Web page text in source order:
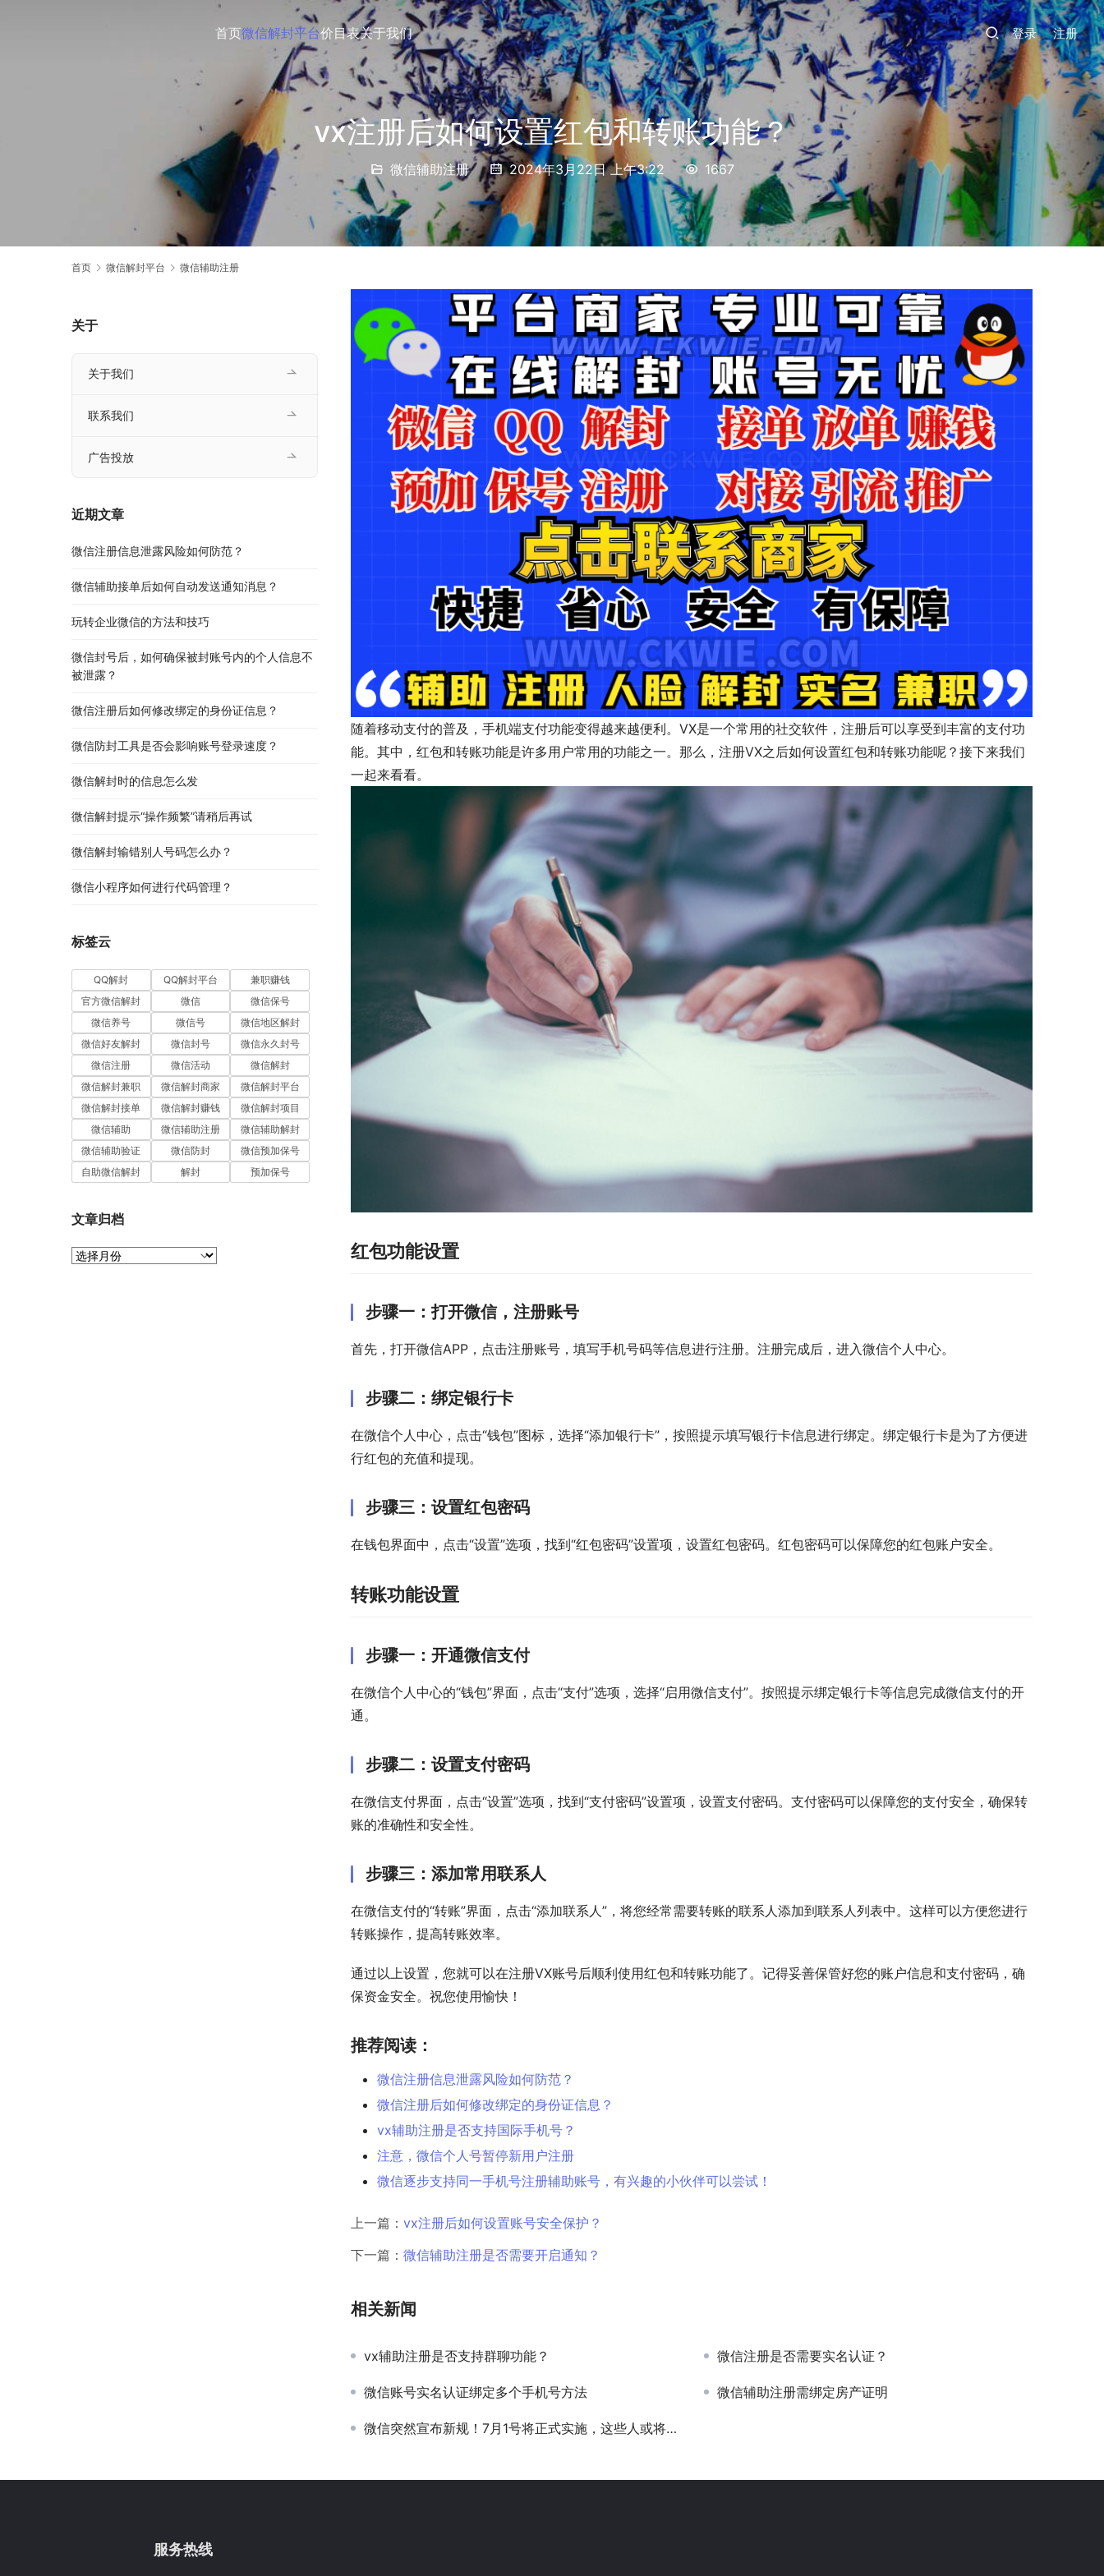
首页微信解封平台价目表关于我们 登录 注册
vx注册后如何设置红包和转账功能？
微信辅助注册 2024年3月22日 上午3:22 1667
首页 微信解封平台 微信辅助注册
随着移动支付的普及，手机端支付功能变得越来越便利。VX是一个常用的社交软件，注册后可以享受到丰富的支付功
能。其中，红包和转账功能是许多用户常用的功能之一。那么，注册VX之后如何设置红包和转账功能呢？接下来我们
一起来看看。
红包功能设置
步骤一：打开微信，注册账号
首先，打开微信APP，点击注册账号，填写手机号码等信息进行注册。注册完成后，进入微信个人中心。
步骤二：绑定银行卡
在微信个人中心，点击“钱包”图标，选择“添加银行卡”，按照提示填写银行卡信息进行绑定。绑定银行卡是为了方便进
行红包的充值和提现。
步骤三：设置红包密码
在钱包界面中，点击“设置”选项，找到“红包密码”设置项，设置红包密码。红包密码可以保障您的红包账户安全。
转账功能设置
步骤一：开通微信支付
在微信个人中心的“钱包”界面，点击“支付”选项，选择“启用微信支付”。按照提示绑定银行卡等信息完成微信支付的开
通。
步骤二：设置支付密码
在微信支付界面，点击“设置”选项，找到“支付密码”设置项，设置支付密码。支付密码可以保障您的支付安全，确保转
账的准确性和安全性。
步骤三：添加常用联系人
在微信支付的“转账”界面，点击“添加联系人”，将您经常需要转账的联系人添加到联系人列表中。这样可以方便您进行
转账操作，提高转账效率。
通过以上设置，您就可以在注册VX账号后顺利使用红包和转账功能了。记得妥善保管好您的账户信息和支付密码，确
保资金安全。祝您使用愉快！
推荐阅读：
微信注册信息泄露风险如何防范？
微信注册后如何修改绑定的身份证信息？
vx辅助注册是否支持国际手机号？
注意，微信个人号暂停新用户注册
微信逐步支持同一手机号注册辅助账号，有兴趣的小伙伴可以尝试！
上一篇： vx注册后如何设置账号安全保护？
下一篇： 微信辅助注册是否需要开启通知？
相关新闻
vx辅助注册是否支持群聊功能？ 微信注册是否需要实名认证？
微信账号实名认证绑定多个手机号方法 微信辅助注册需绑定房产证明
微信突然宣布新规！7月1号将正式实施，这些人或将无法转账
关于
关于我们
联系我们
广告投放
近期文章
微信注册信息泄露风险如何防范？
微信辅助接单后如何自动发送通知消息？
玩转企业微信的方法和技巧
微信封号后，如何确保被封账号内的个人信息不
被泄露？
微信注册后如何修改绑定的身份证信息？
微信防封工具是否会影响账号登录速度？
微信解封时的信息怎么发
微信解封提示“操作频繁”请稍后再试
微信解封输错别人号码怎么办？
微信小程序如何进行代码管理？
标签云
QQ解封 QQ解封平台
兼职赚钱
官方微信解封
微信
微信保号
微信养号
微信号
微信地区解封
微信好友解封
微信封号
微信永久封号
微信注册
微信活动
微信解封
微信解封兼职
微信解封商家
微信解封平台
微信解封接单
微信解封赚钱
微信解封项目
微信辅助
微信辅助注册
微信辅助解封
微信辅助验证
微信防封
微信预加保号
自助微信解封
解封 预加保号
文章归档
文
服务热线